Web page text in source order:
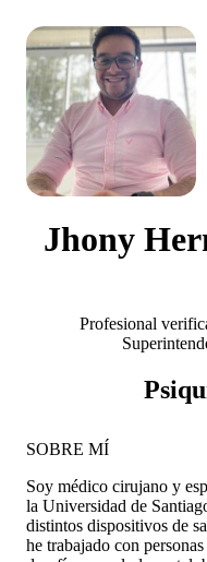
Jhony
Profesional
SOBRE MÍ
Soy médico cirujano y
la Universidad de
distintos dispositivos de
he trabajado con